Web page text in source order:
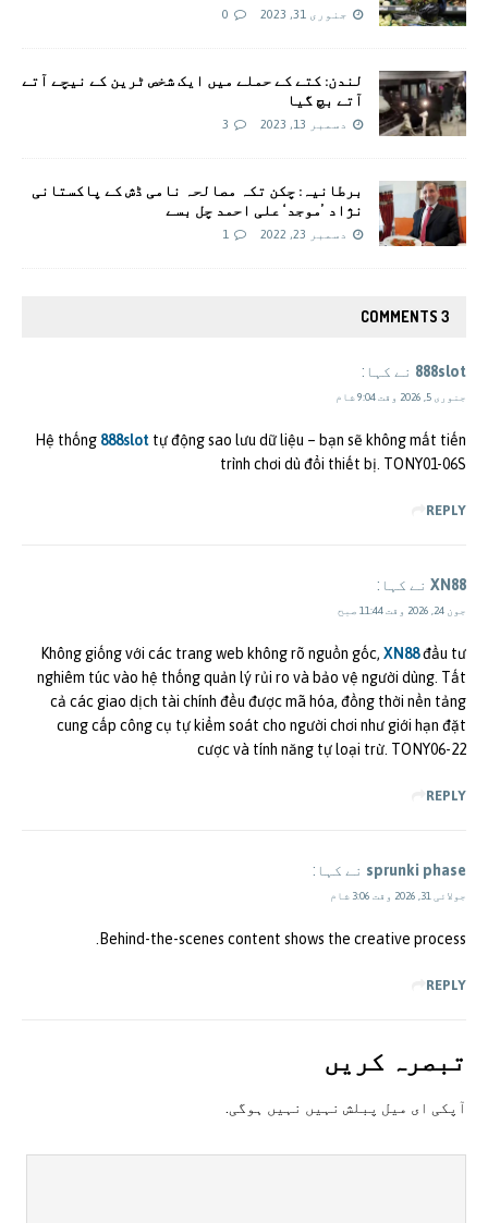
جنوری 31, 2023 0
لندن: کتے کے حملے میں ایک شخص ٹرین کے نیچے آتے
آتے بچ گیا
دسمبر 13, 2023 3
برطانیہ: چکن تکہ مصالحہ نامی ڈش کے پاکستانی
نژاد ’موجد‘ علی احمد چل بسے
دسمبر 23, 2022 1
3 COMMENTS
888slot نے کہا:
جنوری 5, 2026 وقت 9:04 شام
Hệ thống 888slot tự động sao lưu dữ liệu – bạn sẽ không mất tiến
trình chơi dù đổi thiết bị. TONY01-06S
REPLY
XN88 نے کہا:
جون 24, 2026 وقت 11:44 صبح
Không giống với các trang web không rõ nguồn gốc, XN88đầu tư
nghiêm túc vào hệ thống quản lý rủi ro và bảo vệ người dùng. Tất
cả các giao dịch tài chính đều được mã hóa, đồng thời nền tảng
cung cấp công cụ tự kiểm soát cho người chơi như giới hạn đặt
cược và tính năng tự loại trừ. TONY06-22
REPLY
sprunki phase نے کہا:
جولائی 31, 2026 وقت 3:06 شام
Behind-the-scenes content shows the creative process.
REPLY
تبصرہ کريں
آپکی ای ميل پبلش نہيں نہيں ہوگی.